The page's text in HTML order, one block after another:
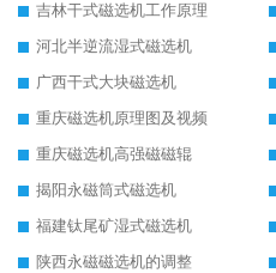
吉林干式磁选机工作原理
河北半逆流湿式磁选机
广西干式大块磁选机
重庆磁选机原理图及视频
重庆磁选机高强磁磁辊
揭阳永磁筒式磁选机
福建钛尾矿湿式磁选机
陕西永磁磁选机的调整